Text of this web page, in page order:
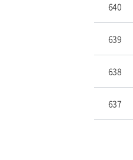
640
639
638
637